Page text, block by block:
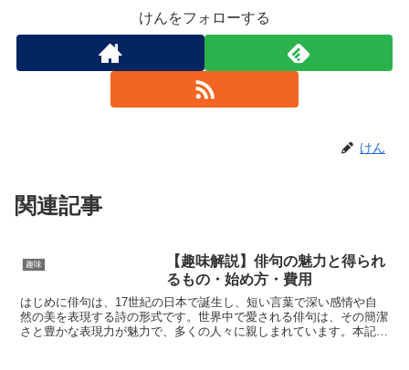
けんをフォローする
けん
関連記事
趣味
【趣味解説】俳句の魅力と得られ
るもの・始め方・費用
はじめに俳句は、17世紀の日本で誕生し、短い言葉で深い感情や自
然の美を表現する詩の形式です。世界中で愛される俳句は、その簡潔
さと豊かな表現力が魅力で、多くの人々に親しまれています。本記事